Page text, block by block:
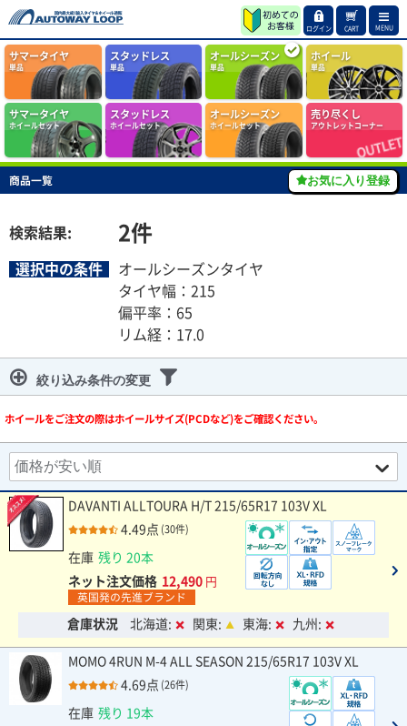
ログイン CART MENU
サマータイヤ
単品
スタッドレス
単品
オールシーズン
単品
ホイール
単品
サマータイヤ
ホイールセット
スタッドレス
ホイールセット
オールシーズン
ホイールセット
売り尽くし
アウトレットコーナー
商品一覧
検索結果: 2件
選択中の条件
オールシーズンタイヤ
タイヤ幅：215
偏平率：65
リム経：17.0
絞り込み条件の変更
ホイールをご注文の際はホイールサイズ(PCDなど)をご確認ください。
お気に入り登録
DAVANTI ALLTOURA H/T 215/65R17 103V XL
4.49点 (30件)
在庫 残り 20本
ネット注文価格 12,490 円
英国発の先進ブランド
倉庫状況 北海道: 関東: 東海: 九州:
MOMO 4RUN M-4 ALL SEASON 215/65R17 103V XL
4.69点 (26件)
在庫 残り 19本